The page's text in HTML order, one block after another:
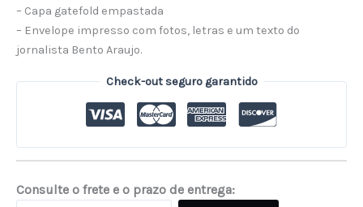
– Capa gatefold empastada
– Envelope impresso com fotos, letras e um texto do
jornalista Bento Araujo.
Check-out seguro garantido
Consulte o frete e o prazo de entrega: